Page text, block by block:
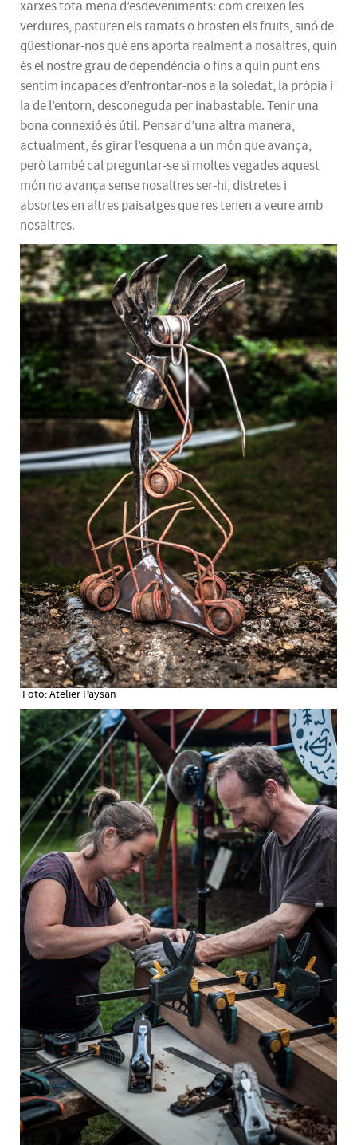
xarxes tota mena d’esdeveniments: com creixen les
verdures, pasturen els ramats o brosten els fruits, sinó de
qüestionar-nos què ens aporta realment a nosaltres, quin
és el nostre grau de dependència o fins a quin punt ens
sentim incapaces d’enfrontar-nos a la soledat, la pròpia i
la de l’entorn, desconeguda per inabastable. Tenir una
bona connexió és útil. Pensar d’una altra manera,
actualment, és girar l’esquena a un món que avança,
però també cal preguntar-se si moltes vegades aquest
món no avança sense nosaltres ser-hi, distretes i
absortes en altres paisatges que res tenen a veure amb
nosaltres.
Foto: Atelier Paysan